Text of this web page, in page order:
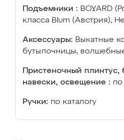
Подъемники : BOYARD
класса Blum (Австрия),
Аксессуары: Выкатные
бутылочницы,
Пристеночный плинтус,
навески, освещение : по
Ручки: по каталогу